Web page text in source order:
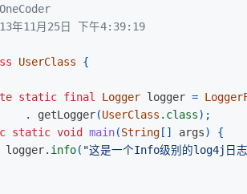
年11月25日 下午4:39:19
UserClass {
static final Logger logger =
.
getLogger(UserClass . class);
static void main(String [] args)
{
logger. info( "这是一个Info级别的log4j日